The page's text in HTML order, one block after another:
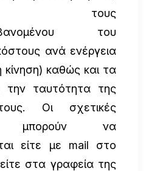
τους
του
ανά ενέργεια
κίνηση) καθώς και τα
την ταυτότητα της
Οι σχετικές
μπορούν να
είτε με mail στο
στα γραφεία της